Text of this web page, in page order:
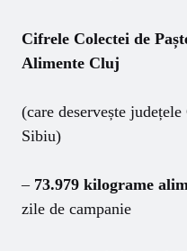
Cifrele Colectei de
Alimente Cluj
(care deservește
Sibiu)
–73.979 kilograme
zile de campanie